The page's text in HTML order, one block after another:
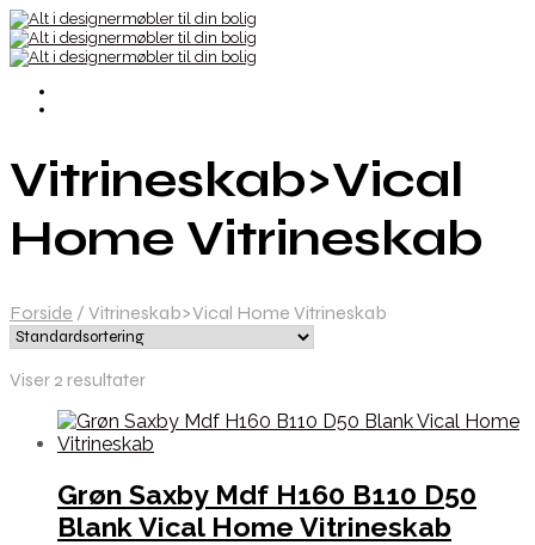
Vitrineskab>Vical
Home Vitrineskab
Forside / Vitrineskab>Vical Home Vitrineskab
Viser 2 resultater
Grøn Saxby Mdf H160 B110 D50
Blank Vical Home Vitrineskab